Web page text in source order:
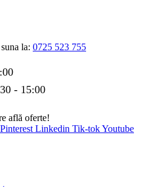
la: 0725 523 755
- 15:00
află oferte!
Pinterest Linkedin Tik-tokYoutube